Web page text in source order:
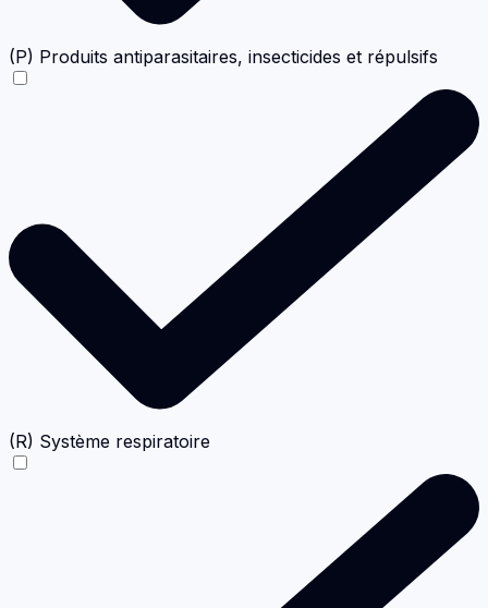
(P) Produits antiparasitaires, insecticides et répulsifs
(R) Système respiratoire